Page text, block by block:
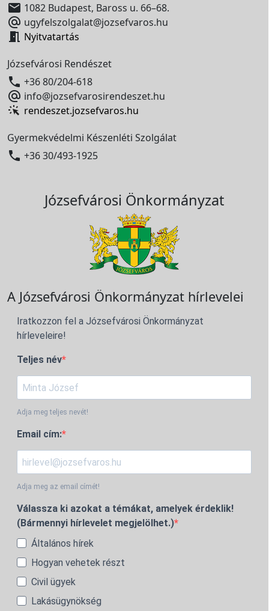
 1082 Budapest, Baross u. 66–68.
 ugyfelszolgalat@jozsefvaros.hu
 Nyitvatartás
Józsefvárosi Rendészet
 +36 80/204-618
 info@jozsefvarosirendeszet.hu
rendeszet.jozsefvaros.hu
Gyermekvédelmi Készenléti Szolgálat
 +36 30/493-1925
Józsefvárosi Önkormányzat
A Józsefvárosi Önkormányzat hírlevelei
Iratkozzon fel a Józsefvárosi Önkormányzat
hírleveleire!
Teljes név
Adja meg teljes nevét!
Email cím:
Adja meg az email címét!
Válassza ki azokat a témákat, amelyek érdeklik!
(Bármennyi hírlevelet megjelölhet.)
Általános hírek
Hogyan vehetek részt
Civil ügyek
Lakásügynökség